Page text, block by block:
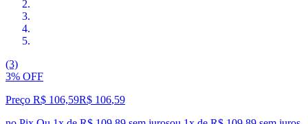
(3)
3% OFF
Preço R$ 106,59R$ 106,59